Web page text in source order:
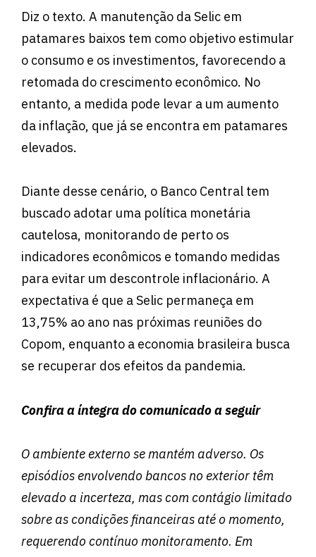
Diz o texto. A manutenção da Selic em
patamares baixos tem como objetivo estimular
o consumo e os investimentos, favorecendo a
retomada do crescimento econômico. No
entanto, a medida pode levar a um aumento
da inflação, que já se encontra em patamares
elevados.
Diante desse cenário, o Banco Central tem
buscado adotar uma política monetária
cautelosa, monitorando de perto os
indicadores econômicos e tomando medidas
para evitar um descontrole inflacionário. A
expectativa é que a Selic permaneça em
13,75% ao ano nas próximas reuniões do
Copom, enquanto a economia brasileira busca
se recuperar dos efeitos da pandemia.
Confira a íntegra do comunicado a seguir
O ambiente externo se mantém adverso. Os
episódios envolvendo bancos no exterior têm
elevado a incerteza, mas com contágio limitado
sobre as condições financeiras até o momento,
requerendo contínuo monitoramento. Em